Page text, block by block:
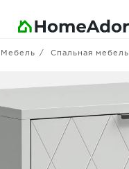
Мебель Спальная мебель